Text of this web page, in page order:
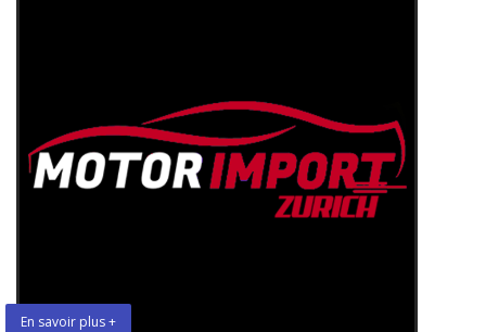
En savoir plus +